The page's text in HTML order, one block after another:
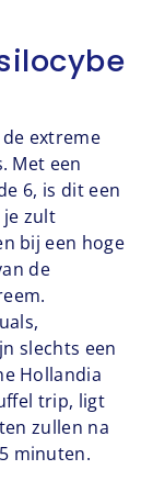
extreme
Met een
6, is dit een
zult
bij een hoge
de
slechts een
Hollandia
trip, ligt
zullen na
minuten.